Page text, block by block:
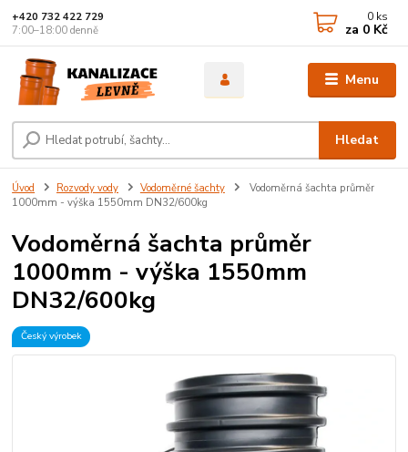
Menu
Hledat
+420 732 422 729
7:00–18:00 denně
0 ks
za 0 Kč
Úvod Rozvody vody Vodoměrné šachty
Vodoměrná šachta průměr
1000mm - výška 1550mm DN32/600kg
Vodoměrná šachta průměr
1000mm - výška 1550mm
DN32/600kg
Český výrobek